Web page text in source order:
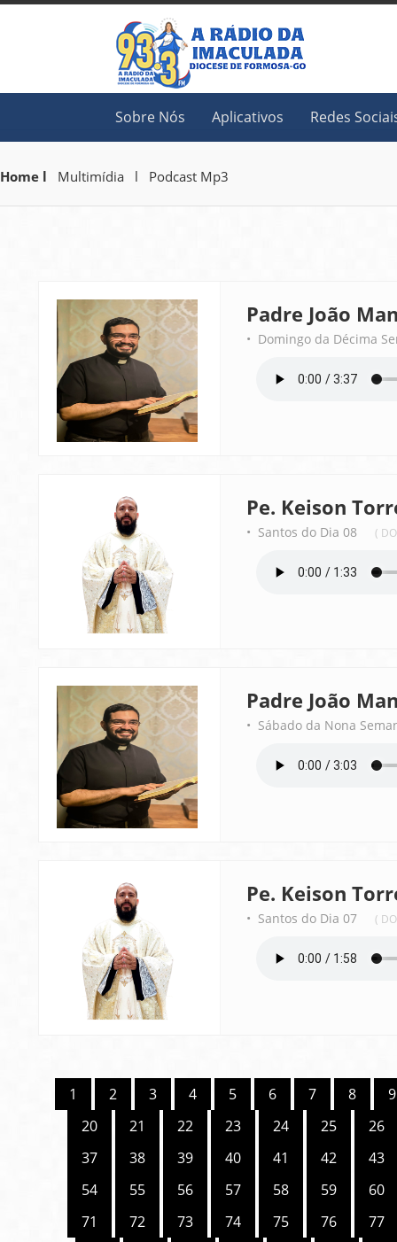
Sobre Nós Aplicativos Redes
Home l Multimídia l Podcast Mp3
Padre João
• Domingo da Décima
Pe. Keison
• Santos do Dia 08 (
Padre João
• Sábado da Nona
Pe. Keison
• Santos do Dia 07 (
1 2 3 4 5 6 7 8
9
20
21 22 23 24 25
26
37
38 39 40 41 42
43
54
55 56 57 58 59
60
71
72 73 74 75 76
77